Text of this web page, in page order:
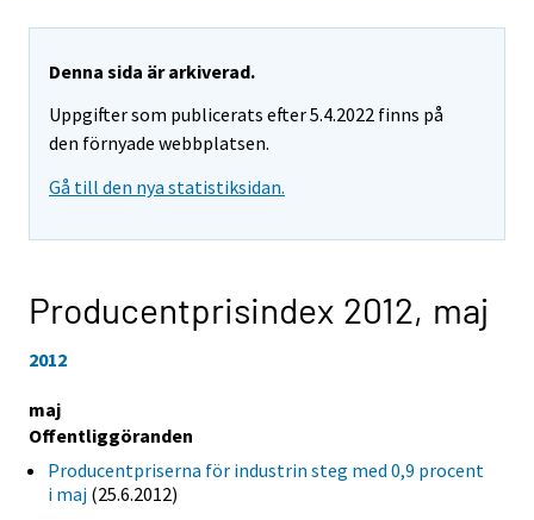
Denna sida är arkiverad.
Uppgifter som publicerats efter 5.4.2022 finns på
den förnyade webbplatsen.
Gå till den nya statistiksidan.
Producentprisindex 2012, maj
2012
maj
Offentliggöranden
Producentpriserna för industrin steg med 0,9 procent
i maj (25.6.2012)